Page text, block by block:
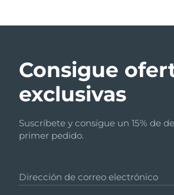
Consigue
exclusivas
Suscríbete y consigue un 15% de
primer pedido.
Dirección de correo electrónico